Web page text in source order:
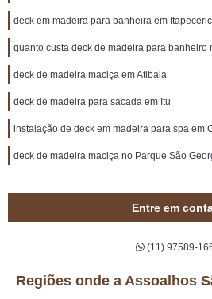
deck em madeira para banheira em
quanto custa deck de madeira para banheiro
deck de madeira maciça em Atibaia
deck de madeira para sacada em Itu
instalação de deck em madeira para spa em
deck de madeira maciça no Parque São
Entre em
(11) 97589-
Regiões onde a Assoalhos